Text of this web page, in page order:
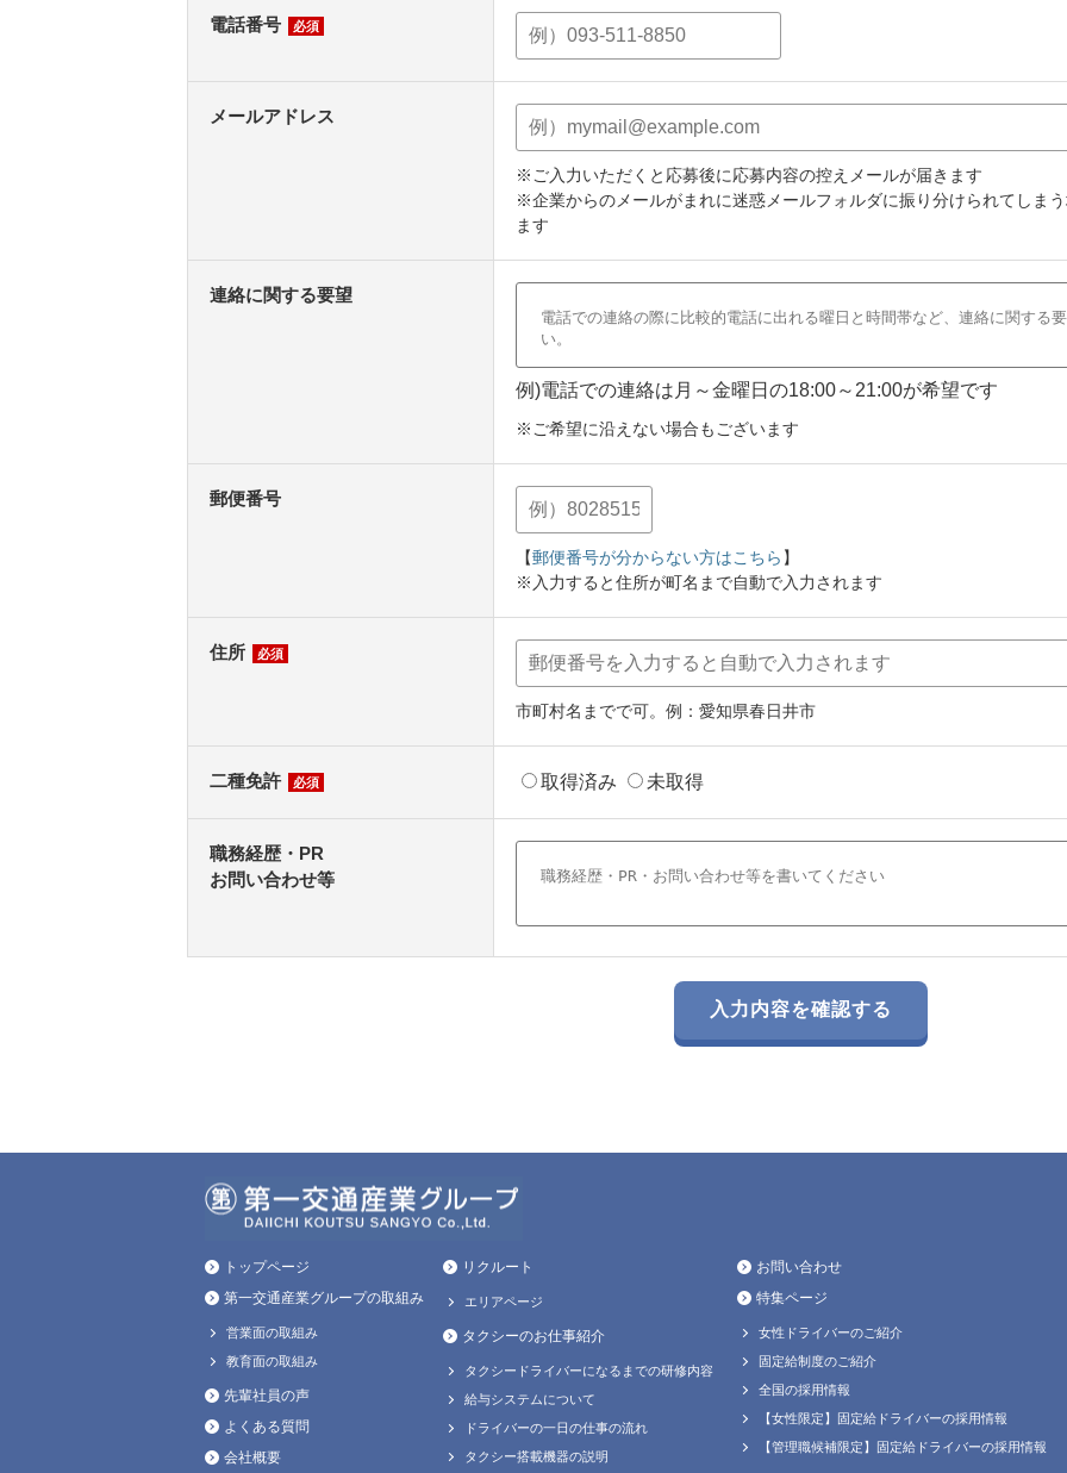
電話番号 必須
メールアドレス
※ご入力いただくと応募後に応募内容の控えメールが届きます
※企業からのメールがまれに迷惑メールフォルダに振り分けられてしま
ます
連絡に関する要望
例)電話での連絡は月～金曜日の18:00～21:00が希望です
※ご希望に沿えない場合もございます
郵便番号
【郵便番号が分からない方はこちら 】
※入力すると住所が町名まで自動で入力されます
住所 必須
市町村名までで可。例：愛知県春日井市
二種免許 必須 取得済み 未取得
職務経歴・PR
お問い合わせ等
トップページ
第一交通産業グループの取組み
営業面の取組み
教育面の取組み
先輩社員の声
よくある質問
会社概要
リクルート
エリアページ
タクシーのお仕事紹介
タクシードライバーになるまでの研修内容
給与システムについて
ドライバーの一日の仕事の流れ
タクシー搭載機器の説明
お問い合わせ
特集ページ
女性ドライバーのご紹介
固定給制度のご紹介
全国の採用情報
【女性限定】固定給ドライバーの採用情報
【管理職候補限定】固定給ドライバーの採用情報